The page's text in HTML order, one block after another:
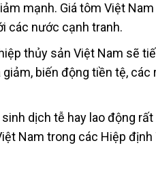
mạnh. Giá tôm Việt
các nước cạnh tranh.
thủy sản Việt Nam sẽ
biến động tiền tệ, các
dịch tễ hay lao động
Nam trong các Hiệp